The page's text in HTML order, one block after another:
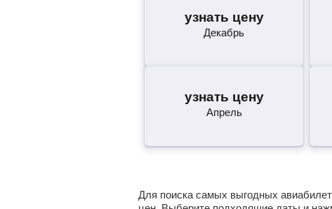
узнать цену
Декабрь
узнать цену
Апрель
Для поиска самых выгодных